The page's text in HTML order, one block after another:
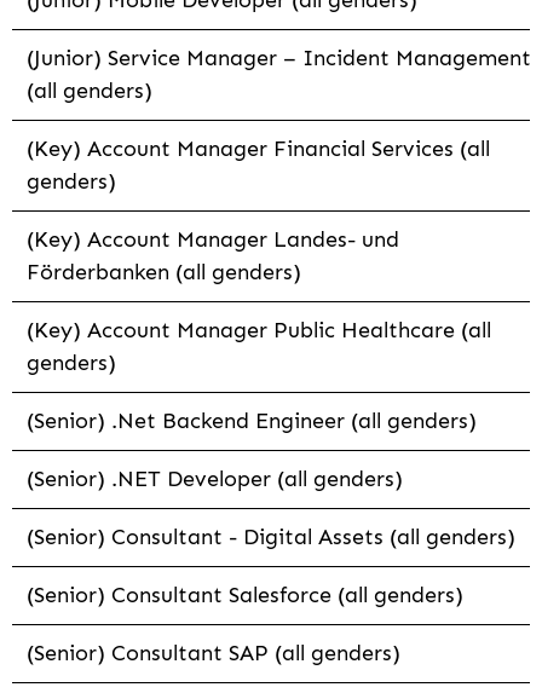
(Junior) Service Manager – Incident Management
(all genders)
(Key) Account Manager Financial Services (all
genders)
(Key) Account Manager Landes- und
Förderbanken (all genders)
(Key) Account Manager Public Healthcare (all
genders)
(Senior) .Net Backend Engineer (all genders)
(Senior) .NET Developer (all genders)
(Senior) Consultant - Digital Assets (all genders)
(Senior) Consultant Salesforce (all genders)
(Senior) Consultant SAP (all genders)